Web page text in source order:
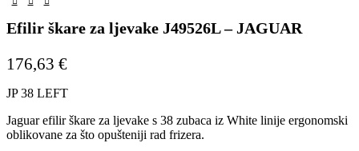
Efilir škare za ljevake J49526L – JAGUAR
176,63 €
JP 38 LEFT
Jaguar efilir škare za ljevake s 38 zubaca iz White linije ergonomski
oblikovane za što opušteniji rad frizera.